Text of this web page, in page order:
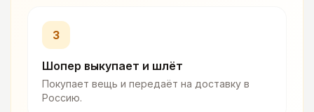
3
Шопер выкупает и шлёт
Покупает вещь и передаёт на доставку в
Россию.